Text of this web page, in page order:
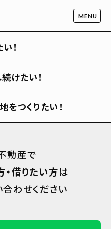
！
けたい！
つくりたい！
動産で
借りたい方は
わせください